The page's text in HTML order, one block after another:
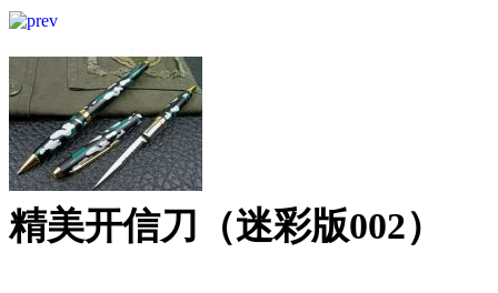
精美开信刀（迷彩版002）